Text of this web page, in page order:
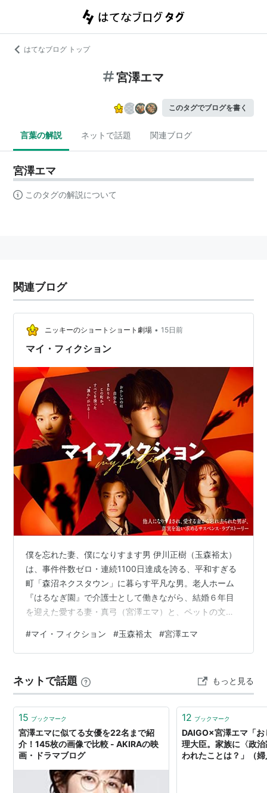
はてなブログ トップ
宮澤エマ
このタグでブログを書く
言葉の解説 ネットで話題 関連ブログ
宮澤エマ
このタグの解説について
関連ブログ
ニッキーのショートショート劇場 • 15日前
マイ・フィクション
僕を忘れた妻、僕になりすます男 伊川正樹（玉森裕太）
は、事件件数ゼロ・連続1100日達成を誇る、平和すぎる
町「森沼ネクスタウン」に暮らす平凡な男。老人ホーム
『はるなぎ園』で介護士として働きながら、結婚６年目
を迎えた愛する妻・真弓（宮澤エマ）と、ペットの文鳥
んなある日。見知らぬ男に追いかけられ、よろめいた拍
子に川へ転落。そのまま意識を失ってしまいます。転落
のことを忘れ去り、他人を“夫”だと認識する妻・真弓（宮
澤エマ）でした。 行き場を失った正樹は、転落事故後に
搬送された病院で知り合った二宮由梨（…
#マイ・フィクション #玉森裕太 #宮澤エマ
ネットで話題 もっと見る
15 ブックマーク
宮澤エマに似てる女優を22名まで紹
介！145枚の画像で比較 - AKIRAの映
画・ドラマブログ
12 ブックマーク
DAIGO×宮澤エマ「
理大臣。家族に〈政
われたことは？」（